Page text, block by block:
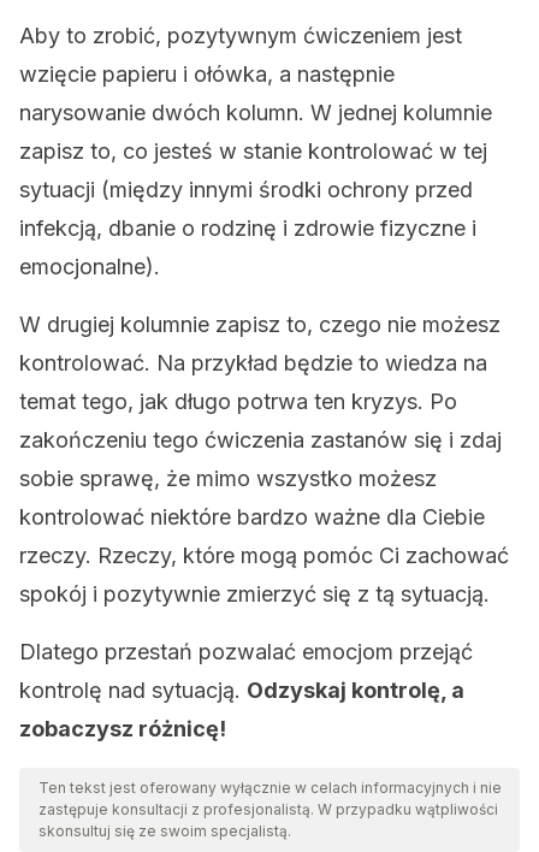
Aby to zrobić, pozytywnym ćwiczeniem jest
wzięcie papieru i ołówka, a następnie
narysowanie dwóch kolumn. W jednej kolumnie
zapisz to, co jesteś w stanie kontrolować w tej
sytuacji (między innymi środki ochrony przed
infekcją, dbanie o rodzinę i zdrowie fizyczne i
emocjonalne).
W drugiej kolumnie zapisz to, czego nie możesz
kontrolować. Na przykład będzie to wiedza na
temat tego, jak długo potrwa ten kryzys. Po
zakończeniu tego ćwiczenia zastanów się i zdaj
sobie sprawę, że mimo wszystko możesz
kontrolować niektóre bardzo ważne dla Ciebie
rzeczy. Rzeczy, które mogą pomóc Ci zachować
spokój i pozytywnie zmierzyć się z tą sytuacją.
Dlatego przestań pozwalać emocjom przejąć
kontrolę nad sytuacją. Odzyskaj kontrolę, a
zobaczysz różnicę!
Ten tekst jest oferowany wyłącznie w celach informacyjnych i nie
zastępuje konsultacji z profesjonalistą. W przypadku wątpliwości
skonsultuj się ze swoim specjalistą.